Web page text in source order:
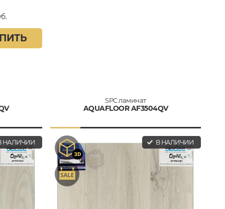
НАЛИЧИИ
SPC ламинат
AQUAFLOOR AF3504QV
В НАЛИЧИИ